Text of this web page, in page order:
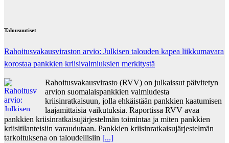
Talousuutiset
Rahoitusvakausviraston arvio: Julkisen talouden kapea liikkumavara
korostaa pankkien kriisivalmiuksien merkitystä
Rahoitusvakausvirasto (RVV) on julkaissut päivitetyn
arvion suomalaispankkien valmiudesta
kriisinratkaisuun, jolla ehkäistään pankkien kaatumisen
laajamittaisia vaikutuksia. Raportissa RVV avaa
pankkien kriisinratkaisujärjestelmän toimintaa ja miten pankkien
kriisitilanteisiin varaudutaan. Pankkien kriisinratkaisujärjestelmän
tarkoituksena on taloudellisiin [...]